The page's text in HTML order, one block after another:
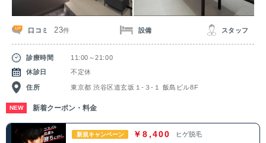
口コミ 23件 設備 スタッフ
診療時間
11:00～21:00
休診日
不定休
住所 東京都 渋谷区道玄坂１-３-１ 飯島ビル8F
NEW 新着クーポン・料金
新規キャンペーン ￥8,400 ヒゲ脱毛
新潟県 富山県 福井県
愛知県
関西
滋賀県 京都府 大阪府 兵庫県